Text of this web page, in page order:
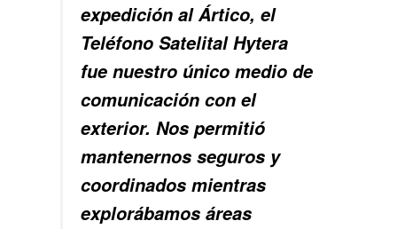
expedición al Ártico, el
Teléfono Satelital Hytera
fue nuestro único medio de
comunicación con el
exterior. Nos permitió
mantenernos seguros y
coordinados mientras
explorábamos áreas